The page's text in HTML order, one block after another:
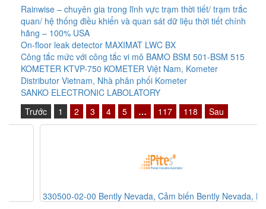
Rainwise – chuyên gia trong lĩnh vực trạm thời tiết/ trạm trắc
quan/ hệ thống điều khiển và quan sát dữ liệu thời tiết chính
hãng – 100% USA
On-floor leak detector MAXIMAT LWC BX
Công tắc mức với công tắc vi mô BAMO BSM 501-BSM 515
KOMETER KTVP-750 KOMETER Việt Nam, Kometer
Distributor Vietnam, Nhà phân phối Kometer
SANKO ELECTRONIC LABOLATORY
Trước
1 2 3 4 5 … 117 118 Sau
330500-02-00 Bently Nevada, Cảm biến Bently Nevada, Bently